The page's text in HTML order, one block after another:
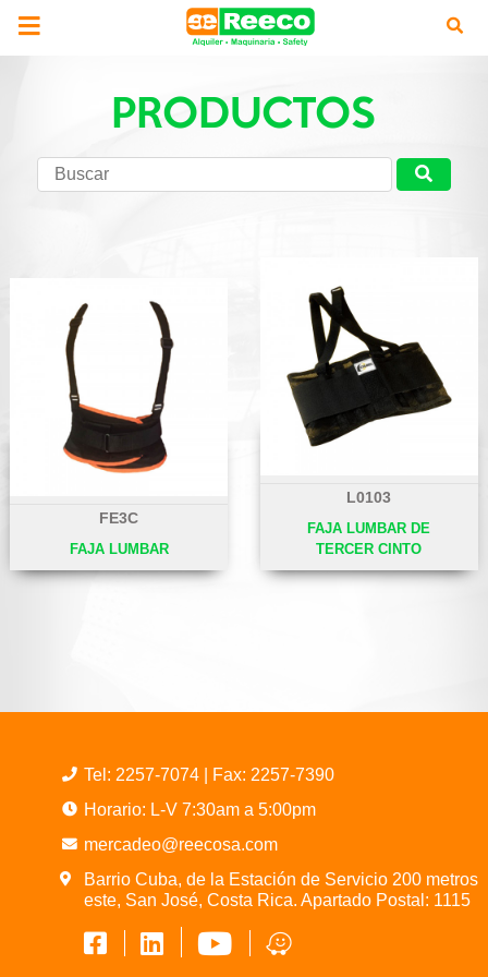
PRODUCTOS
FE3C
FAJA LUMBAR
L0103
FAJA LUMBAR DE
TERCER CINTO
Tel: 2257-7074
| Fax: 2257-7390
Horario: L-V 7:30am a 5:00pm
mercadeo@reecosa.com
Barrio Cuba, de la Estación de Servicio 200 metros
este, San José, Costa Rica. Apartado Postal: 1115